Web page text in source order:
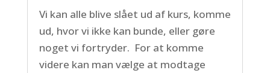
Vi kan alle blive slået ud af kurs, komme
ud, hvor vi ikke kan bunde, eller gøre
noget vi fortryder. For at komme
videre kan man vælge at modtage